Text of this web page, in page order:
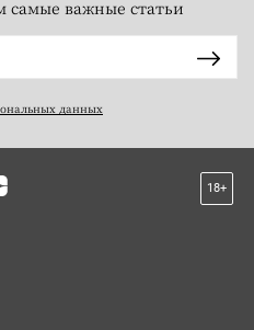
самые важные статьи
данных
18+